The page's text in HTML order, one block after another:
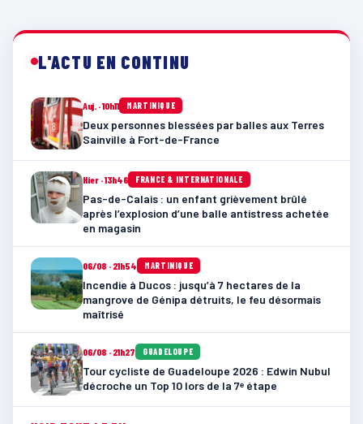
L'ACTU EN CONTINU
Auj. · 10h11 MARTINIQUE
Deux personnes blessées par balles aux Terres
Sainville à Fort-de-France
Hier · 13h46 FRANCE & INTERNATIONALE
Pas-de-Calais : un enfant grièvement brûlé
après l’explosion d’une balle antistress achetée
en magasin
06/08 · 21h54 MARTINIQUE
Incendie à Ducos : jusqu’à 7 hectares de la
mangrove de Génipa détruits, le feu désormais
maîtrisé
06/08 · 21h27 GUADELOUPE
Tour cycliste de Guadeloupe 2026 : Edwin Nubul
décroche un Top 10 lors de la 7ᵉ étape